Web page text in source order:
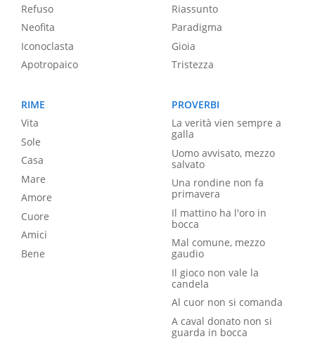
Refuso
Neofita
Iconoclasta
Apotropaico
Riassunto
Paradigma
Gioia
Tristezza
RIME
Vita
Sole
Casa
Mare
Amore
Cuore
Amici
Bene
PROVERBI
La verità vien sempre a
galla
Uomo avvisato, mezzo
salvato
Una rondine non fa
primavera
Il mattino ha l'oro in
bocca
Mal comune, mezzo
gaudio
Il gioco non vale la
candela
Al cuor non si comanda
A caval donato non si
guarda in bocca